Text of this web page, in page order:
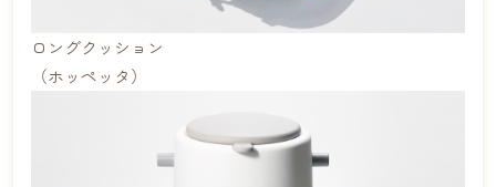
ロングクッション
（ホッペッタ）